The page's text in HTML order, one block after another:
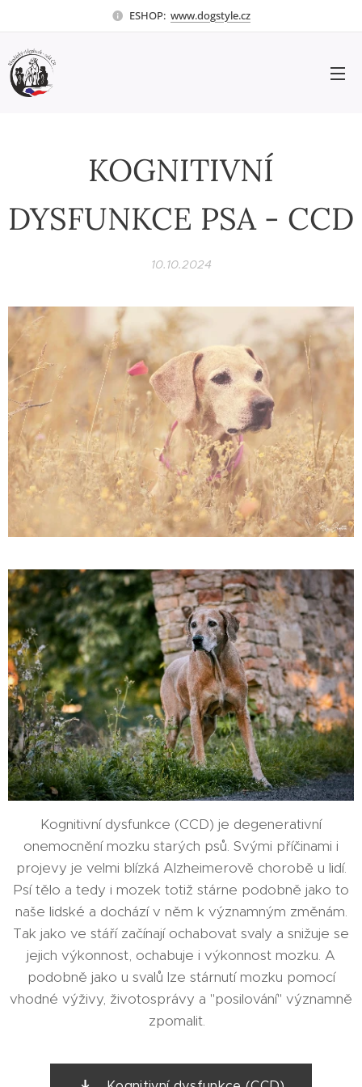
ESHOP: www.dogstyle.cz
KOGNITIVNÍ
DYSFUNKCE PSA - CCD
10.10.2024
Kognitivní dysfunkce (CCD) je degenerativní
onemocnění mozku starých psů. Svými příčinami i
projevy je velmi blízká Alzheimerově chorobě u lidí.
Psí tělo a tedy i mozek totiž stárne podobně jako to
naše lidské a dochází v něm k významným změnám.
Tak jako ve stáří začínají ochabovat svaly a snižuje se
jejich výkonnost, ochabuje i výkonnost mozku. A
podobně jako u svalů lze stárnutí mozku pomocí
vhodné výživy, životosprávy a "posilování" významně
zpomalit.